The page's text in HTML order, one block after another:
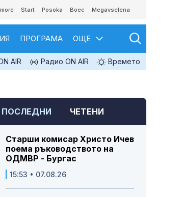
Start Posoka Boec Megavselena
ПРОГРАМА ОЩЕ
AIR Радио ON AIR Времето
ПОСЛЕДНИ ЧЕТЕНИ
Старши комисар Христо Ичев
поема ръководството на
ОДМВР - Бургас
15:53 • 07.08.26